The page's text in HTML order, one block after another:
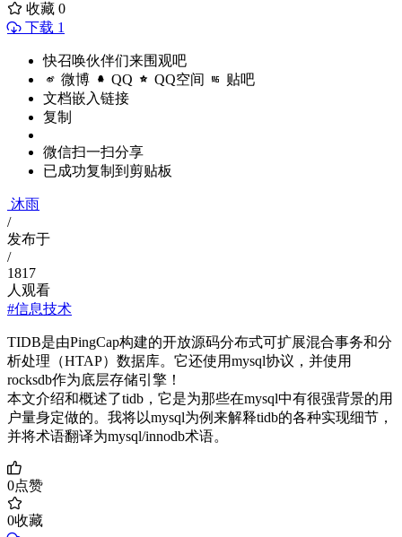
收藏 0
下载 1
快召唤伙伴们来围观吧
微博 QQ QQ空间 贴吧
文档嵌入链接
复制
微信扫一扫分享
已成功复制到剪贴板
沐雨
/
发布于
/
1817
人观看
#信息技术
TIDB是由PingCap构建的开放源码分布式可扩展混合事务和分
析处理（HTAP）数据库。它还使用mysql协议，并使用
rocksdb作为底层存储引擎！
本文介绍和概述了tidb，它是为那些在mysql中有很强背景的用
户量身定做的。我将以mysql为例来解释tidb的各种实现细节，
并将术语翻译为mysql/innodb术语。
0点赞
0收藏